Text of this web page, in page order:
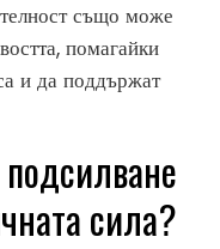
също може
помагайки
и да поддържат
сила?